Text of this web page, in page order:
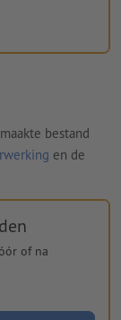
bestand
en de
of na